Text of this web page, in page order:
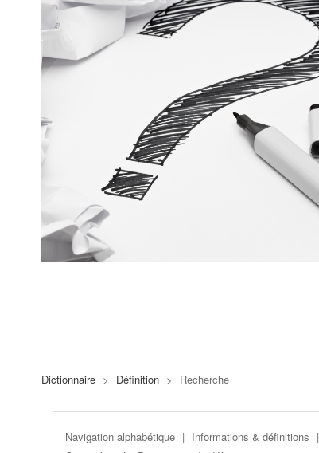
Dictionnaire > Définition > Recherche
Navigation alphabétique | Informations & définitions |